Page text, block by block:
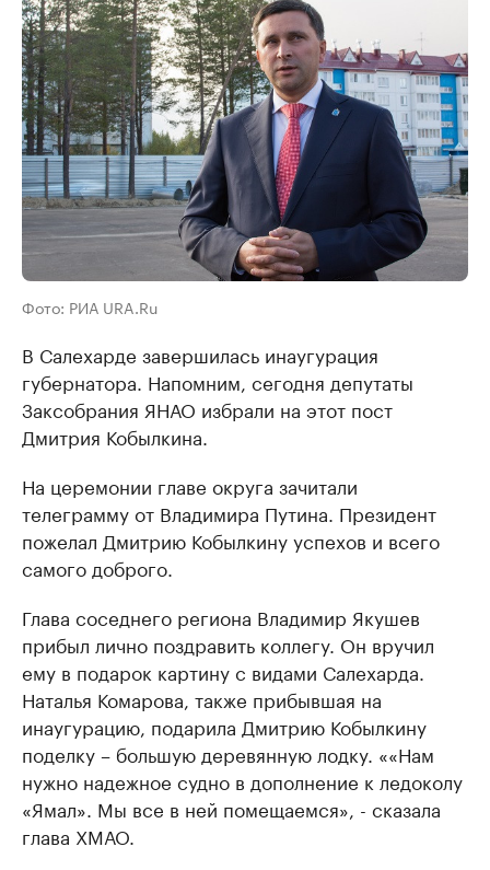
Фото: РИА URA.Ru
В Салехарде завершилась инаугурация
губернатора. Напомним, сегодня депутаты
Заксобрания ЯНАО избрали на этот пост
Дмитрия Кобылкина.
На церемонии главе округа зачитали
телеграмму от Владимира Путина. Президент
пожелал Дмитрию Кобылкину успехов и всего
самого доброго.
Глава соседнего региона Владимир Якушев
прибыл лично поздравить коллегу. Он вручил
ему в подарок картину с видами Салехарда.
Наталья Комарова, также прибывшая на
инаугурацию, подарила Дмитрию Кобылкину
поделку – большую деревянную лодку. ««Нам
нужно надежное судно в дополнение к ледоколу
«Ямал». Мы все в ней помещаемся», - сказала
глава ХМАО.